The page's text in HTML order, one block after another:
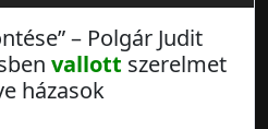
– Polgár Judit
vallott szerelmet
házasok